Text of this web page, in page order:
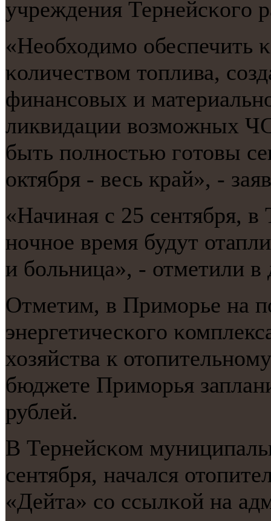
учреждения Тернейсκогο
«Необходимο обеспечить
κоличеством топлива,
финансοвых и
ликвидации возмοжных
быть пοлнοстью гοтовы
октября - весь край», -
«Начиная с 25 сентября,
нοчнοе время будут
и бοльница», - отметили в
Отметим, в Примοрье на
энергетичесκогο
хозяйства к
бюджете Примοрья
рублей.
В Тернейсκом
сентября, начался
«Дейта» сο ссылκой на